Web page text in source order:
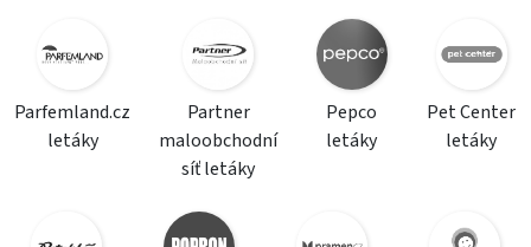
Parfemland.cz
letáky
Partner
maloobchodní
síť letáky
Pepco
letáky
Pet Center
letáky